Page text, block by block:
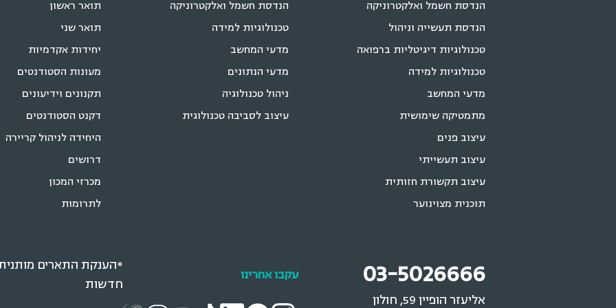
הנדסת חשמל ואלקטרוניקה
הנדסת תעשייה וניהול
טכנולוגיות דיגיטליות ברפואה
טכנולוגיות למידה
מדעי המחשב
מתמטיקה שימושית
עיצוב פנים
עיצוב תעשייתי
עיצוב תקשורת חזותית
תוכנית מצוינוער
הנדסת חשמל ואלקטרוניקה
טכנולוגיות למידה
מדעי המחשב
מדעי הנתונים
ניהול טכנולוגיה
עיצוב לסביבה טכנולוגית
תואר ראשון
תואר שני
יחידות אקדמיות
מעונות הסטודנטים
תקנונים וידיעונים
דקנט הסטודנטים
היחידה לניהול קריירה
דרושים
מכרזי המכון
לתרומות
03-5026666
אליעזר הופיין 59, חולון
עקבו אחרינו
*הענקת התארים
חדשות